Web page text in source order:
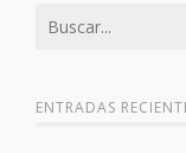
ENTRADAS